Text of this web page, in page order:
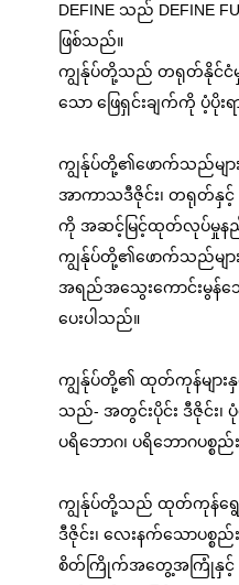
DEFINE သည် DEFINE
ဖြစ်သည်။
ကျွန်ုပ်တို့သည် တရုတ်နိုင်ငံ
သော ဖြေရှင်းချက်ကို ပံ့ပို
ကျွန်ုပ်တို့၏ဖောက်သည်မျ
အာကာသဒီဇိုင်း၊ တရုတ်နှင့်
ကို အဆင့်မြင့်ထုတ်လုပ်မှုနည်းပ
ကျွန်ုပ်တို့၏ဖောက်သည်မျာ
အရည်အသွေးကောင်းမွန်သ
ပေးပါသည်။
ကျွန်ုပ်တို့၏ ထုတ်ကုန်များနှင့်
သည်- အတွင်းပိုင်း ဒီဇိုင်း၊
ပရိဘောဂ၊ ပရိဘောဂပစ္စည်
ကျွန်ုပ်တို့သည် ထုတ်ကုန်ရွေး
ဒီဇိုင်း၊ လေးနက်သောပစ္စ
စိတ်ကြိုက်အတွေ့အကြုံနှင့်